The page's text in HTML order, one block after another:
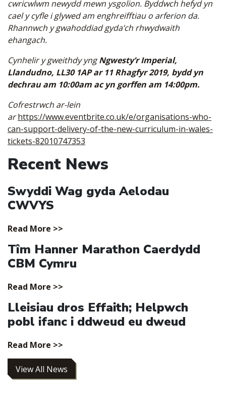
cwricwlwm newydd mewn ysgolion. Byddwch hefyd yn
cael y cyfle i glywed am enghreifftiau o arferion da.
Rhannwch y gwahoddiad gyda’ch rhwydwaith
ehangach.
Cynhelir y gweithdy yngNgwesty’r Imperial,
Llandudno, LL30 1AP ar 11 Rhagfyr 2019, bydd yn
dechrau am 10:00am ac yn gorffen am 14:00pm.
Cofrestrwch ar-lein
arhttps://www.eventbrite.co.uk/e/organisations-who-
can-support-delivery-of-the-new-curriculum-in-wales-
tickets-82010747353
Recent News
Swyddi Wag gyda Aelodau
CWVYS
Read More >>
Tîm Hanner Marathon Caerdydd
CBM Cymru
Read More >>
Lleisiau dros Effaith; Helpwch
pobl ifanc i ddweud eu dweud
Read More >>
View All News